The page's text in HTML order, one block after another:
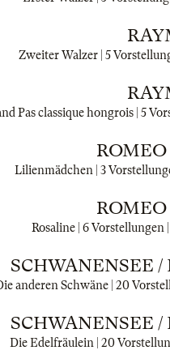
Zweiter Walzer | 5
Pas classique hongrois | 5
Lilienmädchen | 3
Rosaline | 6 Vorstellungen |
SCHWANENSEE /
anderen Schwäne | 20
SCHWANENSEE /
Die Edelfräulein | 20